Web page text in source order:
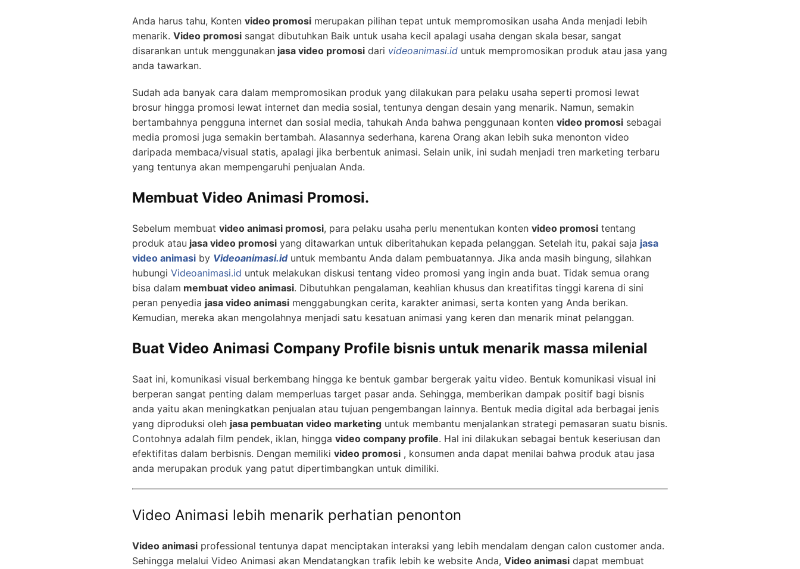
Anda harus tahu, Konten video promosi merupakan pilihan tepat untuk mempromosikan usaha Anda menjadi lebih
menarik. Video promosi sangat dibutuhkan Baik untuk usaha kecil apalagi usaha dengan skala besar, sangat
disarankan untuk menggunakan jasa video promosi dari videoanimasi.id untuk mempromosikan produk atau jasa yang
anda tawarkan.
Sudah ada banyak cara dalam mempromosikan produk yang dilakukan para pelaku usaha seperti promosi lewat
brosur hingga promosi lewat internet dan media sosial, tentunya dengan desain yang menarik. Namun, semakin
bertambahnya pengguna internet dan sosial media, tahukah Anda bahwa penggunaan konten video promosi sebagai
media promosi juga semakin bertambah. Alasannya sederhana, karena Orang akan lebih suka menonton video
daripada membaca/visual statis, apalagi jika berbentuk animasi. Selain unik, ini sudah menjadi tren marketing terbaru
yang tentunya akan mempengaruhi penjualan Anda.
Membuat Video Animasi Promosi.
Sebelum membuat video animasi promosi, para pelaku usaha perlu menentukan konten video promosi tentang
produk atau jasa video promosi yang ditawarkan untuk diberitahukan kepada pelanggan. Setelah itu, pakai saja jasa
video animasi by Videoanimasi.iduntuk membantu Anda dalam pembuatannya. Jika anda masih bingung, silahkan
hubungi Videoanimasi.id untuk melakukan diskusi tentang video promosi yang ingin anda buat. Tidak semua orang
bisa dalam membuat video animasi. Dibutuhkan pengalaman, keahlian khusus dan kreatifitas tinggi karena di sini
peran penyedia jasa video animasi menggabungkan cerita, karakter animasi, serta konten yang Anda berikan.
Kemudian, mereka akan mengolahnya menjadi satu kesatuan animasi yang keren dan menarik minat pelanggan.
Buat Video Animasi Company Profile bisnis untuk menarik massa milenial
Saat ini, komunikasi visual berkembang hingga ke bentuk gambar bergerak yaitu video. Bentuk komunikasi visual ini
berperan sangat penting dalam memperluas target pasar anda. Sehingga, memberikan dampak positif bagi bisnis
anda yaitu akan meningkatkan penjualan atau tujuan pengembangan lainnya. Bentuk media digital ada berbagai jenis
yang diproduksi oleh jasa pembuatan video marketing untuk membantu menjalankan strategi pemasaran suatu bisnis.
Contohnya adalah film pendek, iklan, hingga video company profile. Hal ini dilakukan sebagai bentuk keseriusan dan
efektifitas dalam berbisnis. Dengan memiliki video promosi , konsumen anda dapat menilai bahwa produk atau jasa
anda merupakan produk yang patut dipertimbangkan untuk dimiliki.
Video Animasi lebih menarik perhatian penonton
Video animasi professional tentunya dapat menciptakan interaksi yang lebih mendalam dengan calon customer anda.
Sehingga melalui Video Animasi akan Mendatangkan trafik lebih ke website Anda, Video animasi dapat membuat